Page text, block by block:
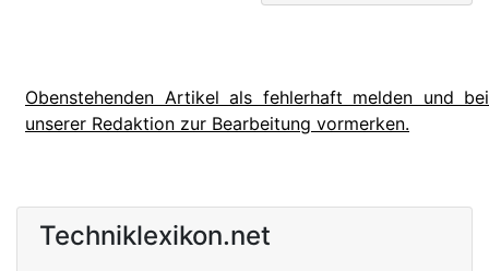
Obenstehenden Artikel als fehlerhaft melden und bei
unserer Redaktion zur Bearbeitung vormerken.
Techniklexikon.net